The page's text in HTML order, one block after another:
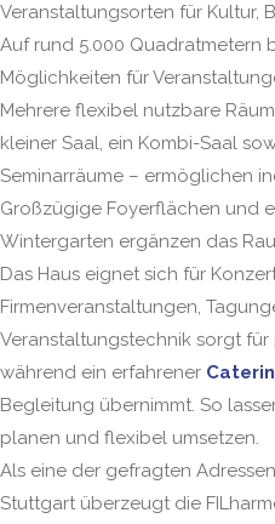
Veranstaltungsorten für Kultur,
Auf rund 5.000 Quadratmetern
Möglichkeiten für
Mehrere flexibel nutzbare
kleiner Saal, ein Kombi-Saal
Seminarräume – ermöglichen
Großzügige Foyerflächen und
Wintergarten ergänzen das
Das Haus eignet sich für
Firmenveranstaltungen,
Veranstaltungstechnik sorgt
während ein erfahrener
Begleitung übernimmt. So
planen und flexibel umsetzen.
Als eine der gefragten
Stuttgart überzeugt die